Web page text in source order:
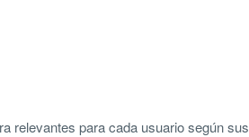
relevantes para cada usuario según sus